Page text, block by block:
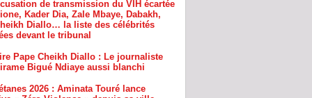
Pape Cheikh Diallo : Le journaliste
Bigué Ndiaye aussi blanchi
« Zéro Violence » depuis sa ville
: la gendarmerie intensifie la